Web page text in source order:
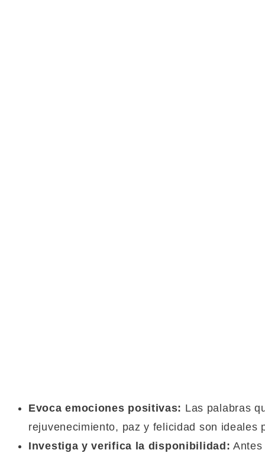
Evoca emociones positivas: Las palabras
rejuvenecimiento, paz y felicidad son ideales
Investiga y verifica la disponibilidad: